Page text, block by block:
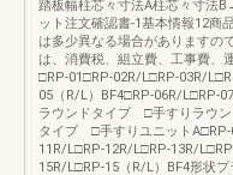
踏板幅柱芯々寸法A柱芯々寸法
ット注文確認書-1基本情報12商
は多少異なる場合がありますの
は、消費税、組立費、工事費、
□RP-01□RP-02R/L□RP-03R/
05（R/L）BF4□RP-06R/L□RP-
ラウンドタイプ □手すりラウ
タイプ □手すりユニット
11R/L□RP-12R/L□RP-13R/
15R/L□RP-15（R/L）BF4形状プ